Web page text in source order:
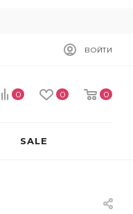
ВОЙТИ
0 0 0
SALE